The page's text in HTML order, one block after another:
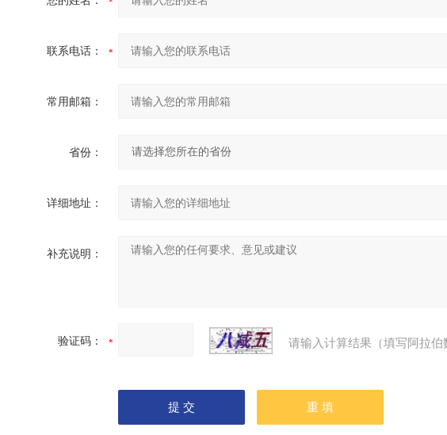
联系电话：
常用邮箱：
省份：
详细地址：
补充说明：
验证码： 请输入计算结果（填写阿拉